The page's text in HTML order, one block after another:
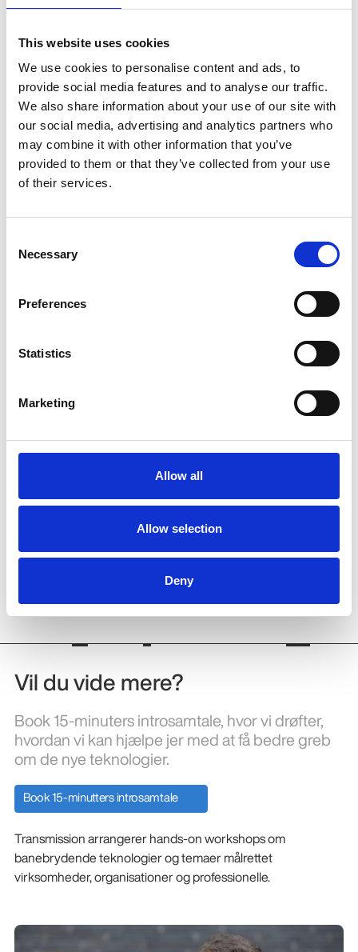
This website uses cookies
We use cookies to personalise content and ads, to
provide social media features and to analyse our traffic.
We also share information about your use of our site with
our social media, advertising and analytics partners who
may combine it with other information that you’ve
provided to them or that they’ve collected from your use
of their services.
Selection
Necessary
Preferences
Statistics
Marketing
Allow all
Allow selection
Deny
Vil du vide mere?
Book 15-minuters introsamtale, hvor vi drøfter,
hvordan vi kan hjælpe jer med at få bedre greb
om de nye teknologier.
Book 15-minutters introsamtale
Transmission arrangerer hands-on workshops om
banebrydende teknologier og temaer målrettet
virksomheder, organisationer og professionelle.